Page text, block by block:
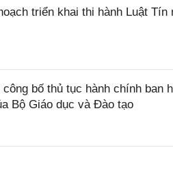
triển khai thi hành Luật Tín
bố thủ tục hành chính ban
Bộ Giáo dục và Đào tạo